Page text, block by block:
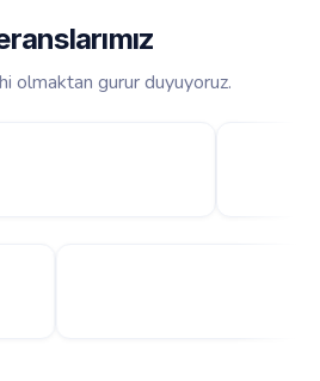
olmaktan gurur duyuyoruz.